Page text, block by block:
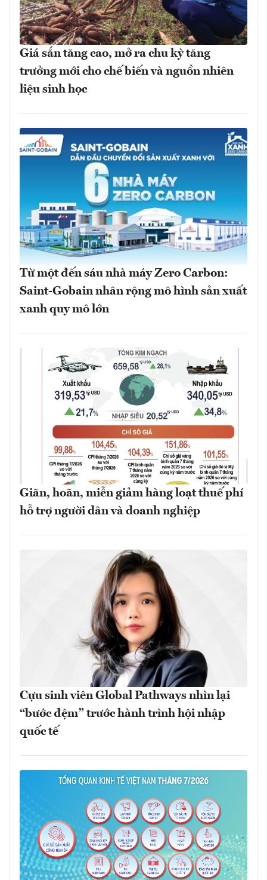
Giá sắn tăng cao, mở ra chu kỳ tăng
trưởng mới cho chế biến và nguồn nhiên
liệu sinh học
Từ một đến sáu nhà máy Zero Carbon:
Saint-Gobain nhân rộng mô hình sản xuất
xanh quy mô lớn
Giãn, hoãn, miễn giảm hàng loạt thuế phí
hỗ trợ người dân và doanh nghiệp
Cựu sinh viên Global Pathways nhìn lại
“bước đệm” trước hành trình hội nhập
quốc tế